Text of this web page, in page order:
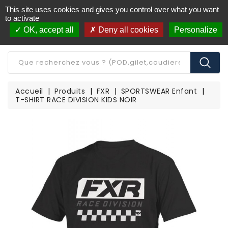
Livraison offerte à partir de 250€ d'achat (*)
CATÉGORIE
Accueil Produits FXR
SPORTSWEAR Enfant
T-SHIRT RACE DIVISION KIDS NOIR
This site uses cookies and gives you control over what you want
to activate
OK, accept all
Deny all cookies Personalize